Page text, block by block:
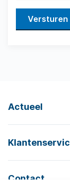
Versturen
Actueel
Contact